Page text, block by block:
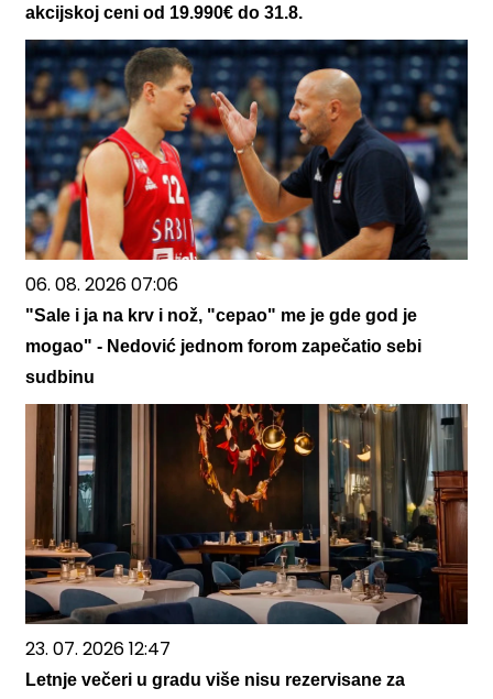
akcijskoj ceni od 19.990€ do 31.8.
06. 08. 2026 07:06
"Sale i ja na krv i nož, "cepao" me je gde god je
mogao" - Nedović jednom forom zapečatio sebi
sudbinu
23. 07. 2026 12:47
Letnje večeri u gradu više nisu rezervisane za